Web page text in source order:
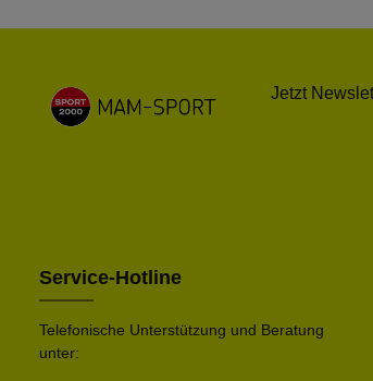
Jetzt
Service-Hotline
Telefonische Unterstützung und Beratung
unter: